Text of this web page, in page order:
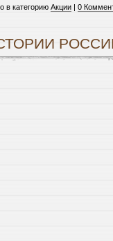
в категорию Акции 0